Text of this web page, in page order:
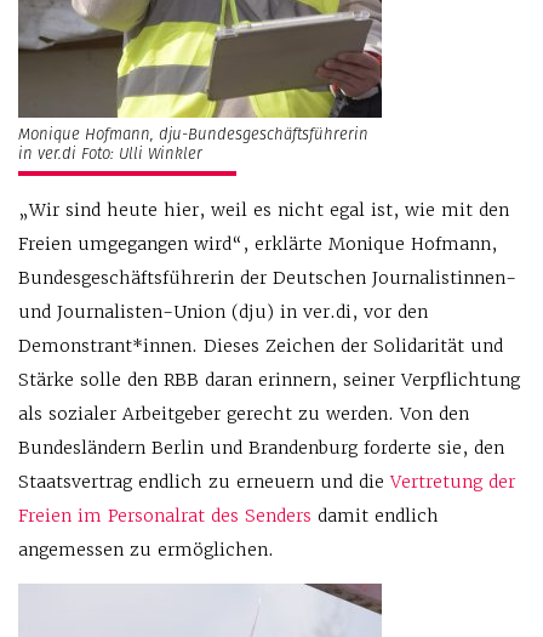
Monique Hofmann, dju-Bundesgeschäftsführerin
in ver.di Foto: Ulli Winkler
„Wir sind heute hier, weil es nicht egal ist, wie mit den
Freien umgegangen wird“, erklärte Monique Hofmann,
Bundesgeschäftsführerin der Deutschen Journalistinnen-
und Journalisten-Union (dju) in ver.di, vor den
Demonstrant*innen. Dieses Zeichen der Solidarität und
Stärke solle den RBB daran erinnern, seiner Verpflichtung
als sozialer Arbeitgeber gerecht zu werden. Von den
Bundesländern Berlin und Brandenburg forderte sie, den
Staatsvertrag endlich zu erneuern und dieVertretung der
Freien im Personalrat des Senders damit endlich
angemessen zu ermöglichen.